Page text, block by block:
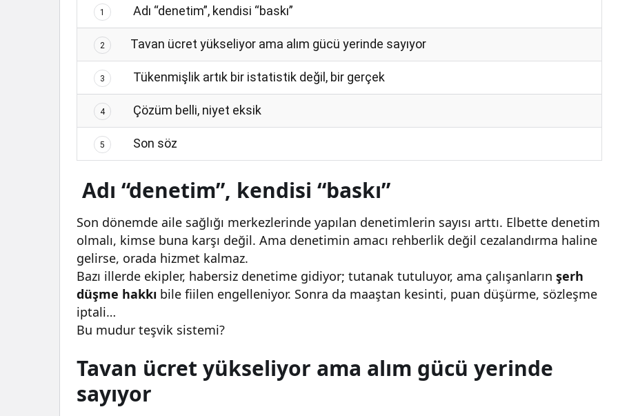
1 Adı “denetim”, kendisi “baskı”
2 Tavan ücret yükseliyor ama alım gücü yerinde sayıyor
3 Tükenmişlik artık bir istatistik değil, bir gerçek
4 Çözüm belli, niyet eksik
5 Son söz
Adı “denetim”, kendisi “baskı”
Son dönemde aile sağlığı merkezlerinde yapılan denetimlerin sayısı arttı. Elbette denetim
olmalı, kimse buna karşı değil. Ama denetimin amacı rehberlik değil cezalandırma haline
gelirse, orada hizmet kalmaz.
Bazı illerde ekipler, habersiz denetime gidiyor; tutanak tutuluyor, ama çalışanlarınşerh
düşme hakkı bile fiilen engelleniyor. Sonra da maaştan kesinti, puan düşürme, sözleşme
iptali…
Bu mudur teşvik sistemi?
Tavan ücret yükseliyor ama alım gücü yerinde
sayıyor